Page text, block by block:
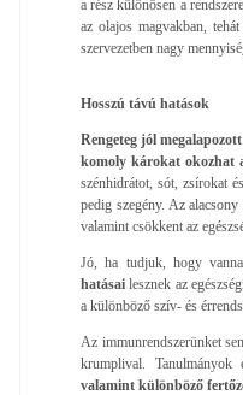
a rész különösen a
az olajos magvakban,
szervezetben nagy
Hosszú távú hatások
Rengeteg jól
komoly károkat okozhat
szénhidrátot, sót, zsírokat
pedig szegény. Az
valamint csökkent az
Jó, ha tudjuk, hogy
hatásailesznek az
a különböző szív- és
Az immunrendszerünket
krumplival. Tanulmányok
valamint különböző